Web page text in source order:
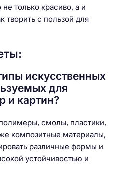
только красиво, а и
творить с пользой для
искусственных
для
и картин?
смолы, пластики,
композитные материалы,
различные формы и
устойчивостью и